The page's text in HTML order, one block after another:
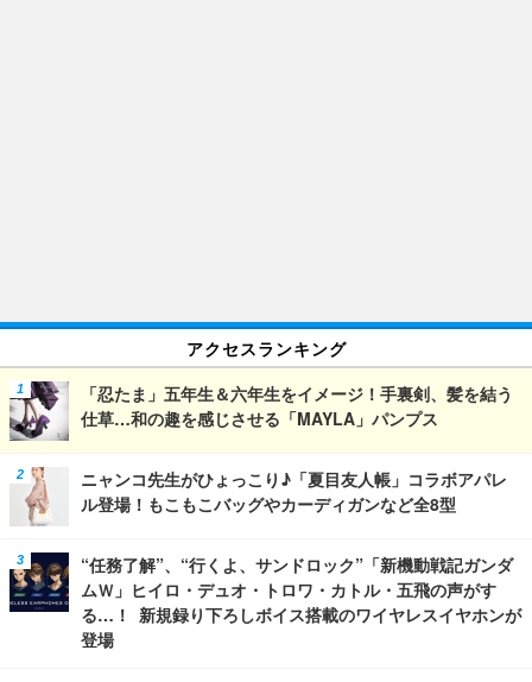
アクセスランキング
「忍たま」五年生＆六年生をイメージ！手裏剣、髪を結う
仕草…和の趣を感じさせる「MAYLA」パンプス
ニャンコ先生がひょっこり♪「夏目友人帳」コラボアパレ
ル登場！もこもこバッグやカーディガンなど全8型
“任務了解”、“行くよ、サンドロック”「新機動戦記ガンダ
ムＷ」ヒイロ・デュオ・トロワ・カトル・五飛の声がす
る…！ 新規録り下ろしボイス搭載のワイヤレスイヤホンが
登場